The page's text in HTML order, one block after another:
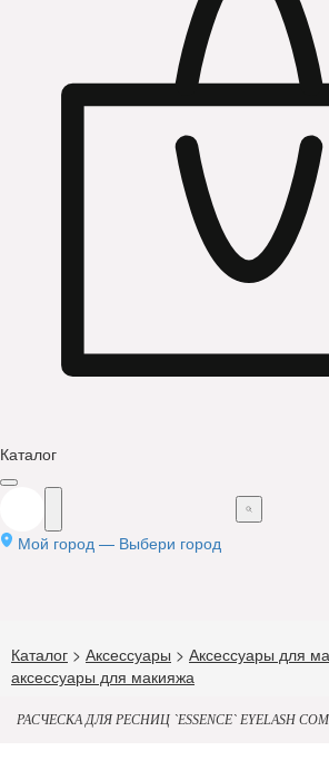
Каталог
Мой город — Выбери город
Каталог > Аксессуары > Аксессуары для
аксессуары для макияжа
РАСЧЕСКА ДЛЯ РЕСНИЦ `ESSENCE` EYELASH